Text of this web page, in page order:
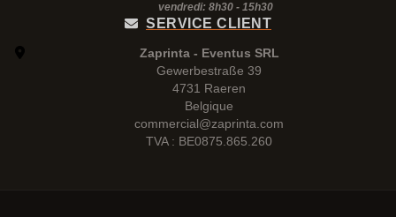
vendredi: 8h30 - 15h30
SERVICE CLIENT
Zaprinta - Eventus SRL
Gewerbestraße 39
4731 Raeren
Belgique
commercial@zaprinta.com
TVA : BE0875.865.260